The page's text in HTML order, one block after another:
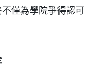
僅為學院爭得認